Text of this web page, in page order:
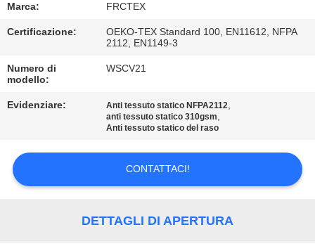
CONTATTICI
RICHIEDA
UNA
CITAZIONE
MAPPA
DEL
Marca: FRCTEX
Certificazione:
OEKO-TEX Standard 100, EN11612, NFPA
2112, EN1149-3
Numero di
modello:
WSCV21
Evidenziare: Anti tessuto statico NFPA2112,
anti tessuto statico 310gsm,
Anti tessuto statico del raso
CONTATTACI!
DETTAGLI DI APERTURA